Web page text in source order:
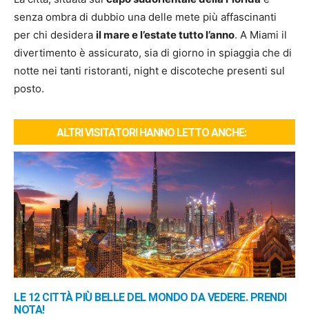
senza ombra di dubbio una delle mete più affascinanti
per chi desidera ilmare e l’estate tutto l’anno. A Miami il
divertimento è assicurato, sia di giorno in spiaggia che di
notte nei tanti ristoranti, night e discoteche presenti sul
posto.
ALTRI VISITATORI HANNO LETTO ANCHE:
LE 12 CITTÀ PIÙ BELLE DEL MONDO DA VEDERE. PRENDI
NOTA!